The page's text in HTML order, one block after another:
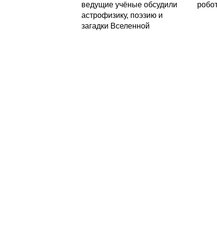
ведущие учёные обсудили
астрофизику, поэзию и
загадки Вселенной